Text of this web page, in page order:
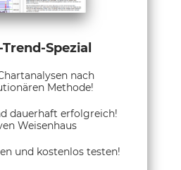
Spezial
nach
Methode!
dauerhaft erfolgreich!
Weisenhaus
und kostenlos testen!